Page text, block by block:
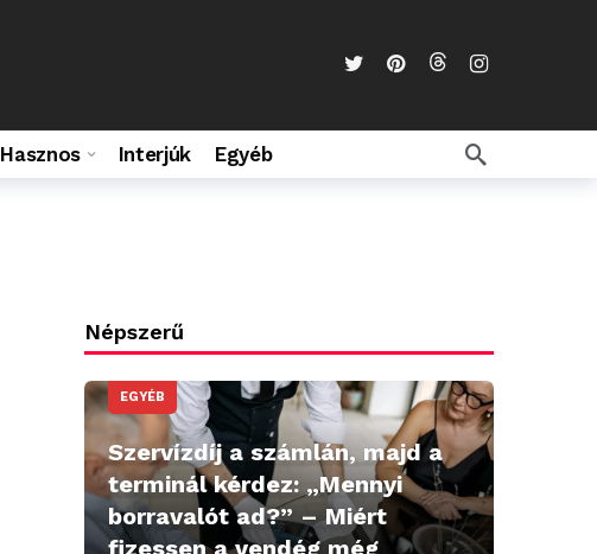
Hasznos Interjúk Egyéb
Népszerű
EGYÉB
Szervízdíj a számlán, majd a
terminál kérdez: „Mennyi
borravalót ad?” – Miért
fizessen a vendég még